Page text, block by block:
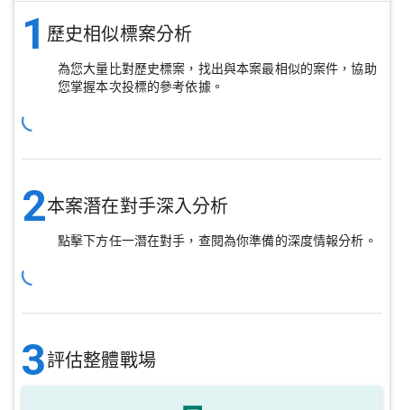
1 歷史相似標案分析
為您大量比對歷史標案，找出與本案最相似的案件，協助
您掌握本次投標的參考依據。
2本案潛在對手深入分析
點擊下方任一潛在對手，查閱為你準備的深度情報分析。
3評估整體戰場